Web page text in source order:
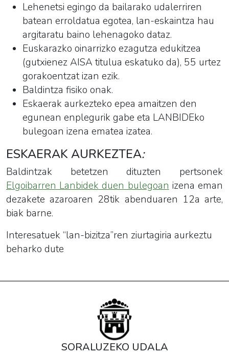
Lehenetsi egingo da bailarako udalerriren
batean erroldatua egotea, lan-eskaintza hau
argitaratu baino lehenagoko dataz.
Euskarazko oinarrizko ezagutza edukitzea
(gutxienez AISA titulua eskatuko da), 55 urtez
gorakoentzat izan ezik.
Baldintza fisiko onak.
Eskaerak aurkezteko epea amaitzen den
egunean enplegurik gabe eta LANBIDEko
bulegoan izena ematea izatea.
ESKAERAK AURKEZTEA:
Baldintzak betetzen dituzten pertsonek
Elgoibarren Lanbidek duen bulegoan izena eman
dezakete azaroaren 28tik abenduaren 12a arte,
biak barne.
Interesatuek “lan-bizitza”ren ziurtagiria aurkeztu
beharko dute
SORALUZEKO UDALA